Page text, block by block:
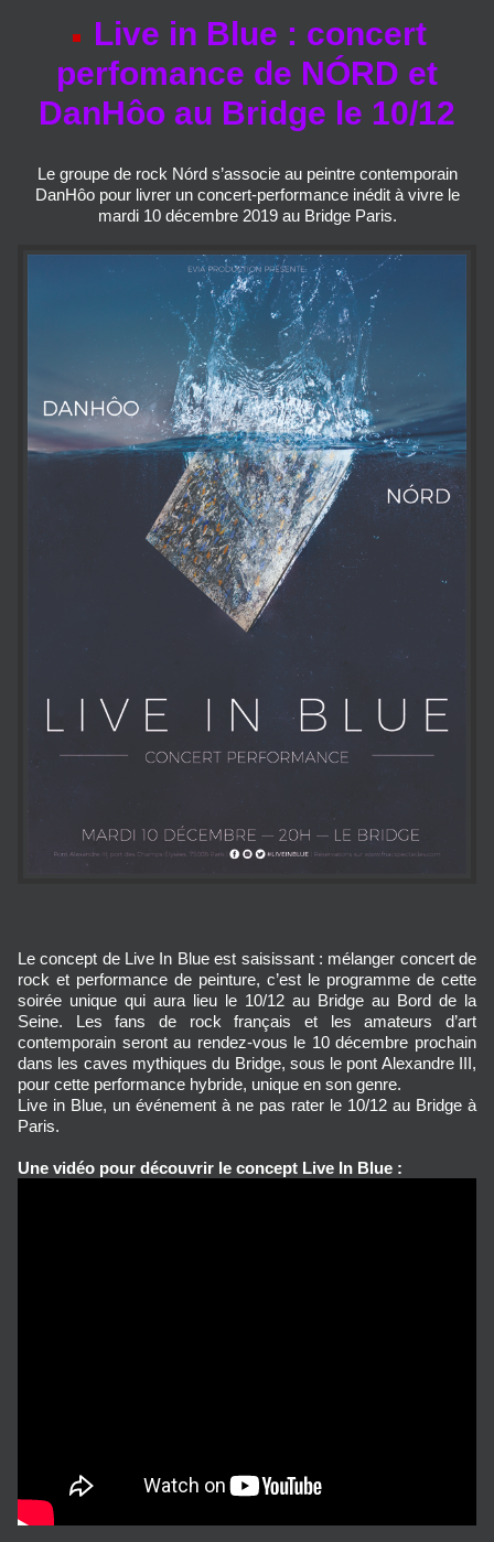
Live in Blue : concert
perfomance de NÓRD et
DanHôo au Bridge le 10/12
Le groupe de rock Nórd s’associe au peintre contemporain
DanHôo pour livrer un concert-performance inédit à vivre le
mardi 10 décembre 2019 au Bridge Paris.
Le concept de Live In Blue est saisissant : mélanger concert de
rock et performance de peinture, c’est le programme de cette
soirée unique qui aura lieu le 10/12 au Bridge au Bord de la
Seine. Les fans de rock français et les amateurs d’art
contemporain seront au rendez-vous le 10 décembre prochain
dans les caves mythiques du Bridge, sous le pont Alexandre III,
pour cette performance hybride, unique en son genre.
Live in Blue, un événement à ne pas rater le 10/12 au Bridge à
Paris.
Une vidéo pour découvrir le concept Live In Blue :